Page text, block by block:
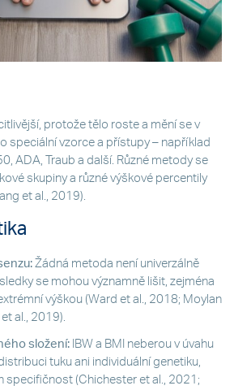
protože tělo roste a mění se v
speciální vzorce a přístupy – například
ADA, Traub a další. Různé metody se
skupiny a různé výškové percentily
et al., 2019).
Žádná metoda není univerzálně
se mohou významně lišit, zejména
výškou (Ward et al., 2018; Moylan
al., 2019).
složení: IBW a BMI neberou v úvahu
tuku ani individuální genetiku,
specifičnost (Chichester et al., 2021;